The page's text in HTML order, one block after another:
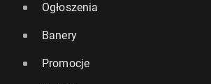
Ogłoszenia
Banery
Promocje